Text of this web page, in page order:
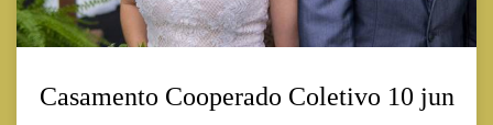
Casamento Cooperado Coletivo 10 jun